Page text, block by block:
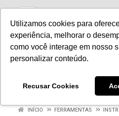
Utilizamos cookies para
experiência, melhorar o
como você interage em nosso
personalizar conteúdo.
Recusar Cookies
INÍCIO FERRAMENTAS